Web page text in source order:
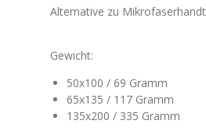
Alternative zu
Gewicht:
50x100 / 69 Gramm
65x135 / 117 Gramm
135x200 / 335 Gramm